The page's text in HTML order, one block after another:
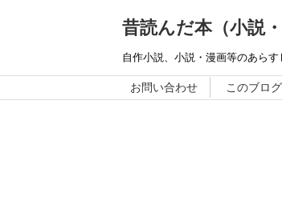
昔読んだ本（小説・
自作小説、小説・漫画等のあらす
お問い合わせ このブロ